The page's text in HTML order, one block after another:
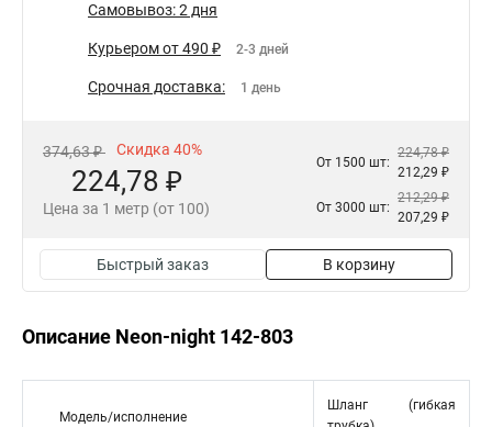
Самовывоз: 2 дня
Курьером от 490 ₽ 2-3 дней
Срочная доставка: 1 день
374,63 ₽ Скидка 40%
224,78 ₽
Цена за 1 метр (от 100)
От 1500 шт:
224,78 ₽
212,29 ₽
От 3000 шт:
212,29 ₽
207,29 ₽
Быстрый заказ В корзину
Описание Neon-night 142-803
Модель/исполнение
Шланг (гибкая